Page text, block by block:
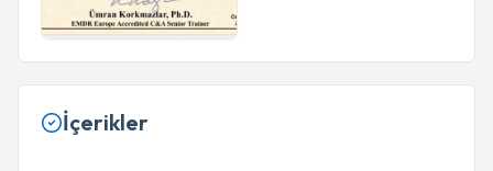
İçerikler